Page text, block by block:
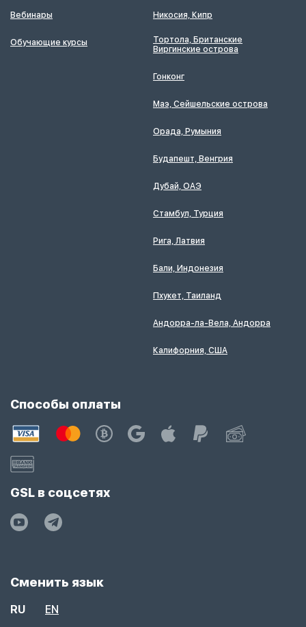
Вебинары
Обучающие курсы
Никосия, Кипр
Тортола, Британские
Виргинские острова
Гонконг
Маэ, Сейшельские острова
Орада, Румыния
Будапешт, Венгрия
Дубай, ОАЭ
Стамбул, Турция
Рига, Латвия
Бали, Индонезия
Пхукет, Таиланд
Андорра-ла-Вела, Андорра
Калифорния, США
Способы оплаты
GSL в соцсетях
Сменить язык
RU EN